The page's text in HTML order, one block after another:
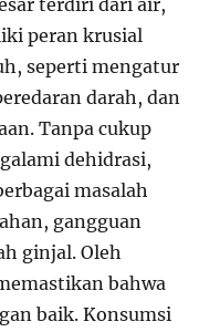
peran krusial
seperti mengatur
darah, dan
Tanpa cukup
dehidrasi,
masalah
gangguan
ginjal. Oleh
bahwa
baik. Konsumsi